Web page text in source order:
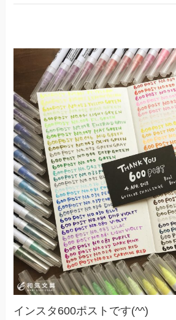
インスタ600ポストです(^^)